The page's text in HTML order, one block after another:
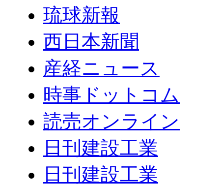
琉球新報
西日本新聞
産経ニュース
時事ドットコム
読売オンライン
日刊建設工業
日刊建設工業